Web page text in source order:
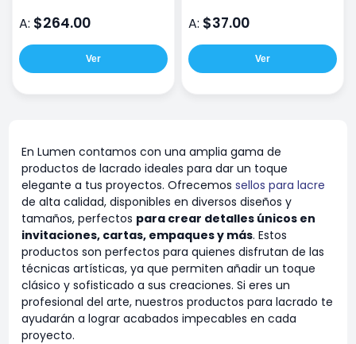
A: $264.00
Ver
A: $37.00
Ver
En Lumen contamos con una amplia gama de
productos de lacrado ideales para dar un toque
elegante a tus proyectos. Ofrecemos sellos para lacre
de alta calidad, disponibles en diversos diseños y
tamaños, perfectos para crear detalles únicos en
invitaciones, cartas, empaques y más. Estos
productos son perfectos para quienes disfrutan de las
técnicas artísticas, ya que permiten añadir un toque
clásico y sofisticado a sus creaciones. Si eres un
profesional del arte, nuestros productos para lacrado te
ayudarán a lograr acabados impecables en cada
proyecto.